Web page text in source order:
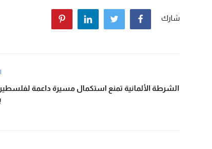
شارك
الشرطة الألمانية تمنع استكمال مسيرة داعمة